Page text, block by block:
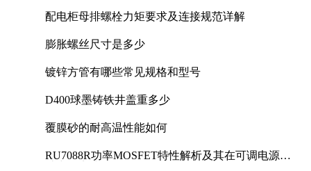
配电柜母排螺栓力矩要求及连接规范详解
膨胀螺丝尺寸是多少
镀锌方管有哪些常见规格和型号
D400球墨铸铁井盖重多少
覆膜砂的耐高温性能如何
RU7088R功率MOSFET特性解析及其在可调电源设